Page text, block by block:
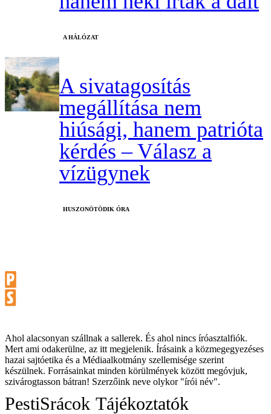
A HÁLÓZAT
A sivatagosítás
megállítása nem
hiúsági, hanem patrióta
kérdés – Válasz a
vízügynek
HUSZONÖTÖDIK ÓRA
Ahol alacsonyan szállnak a sallerek. És ahol nincs íróasztalfiók.
Mert ami odakerülne, az itt megjelenik. Írásaink a közmegegyezéses
hazai sajtóetika és a Médiaalkotmány szellemisége szerint
készülnek. Forrásainkat minden körülmények között megóvjuk,
szivárogtasson bátran! Szerzőink neve olykor "írói név".
PestiSrácok Tájékoztatók